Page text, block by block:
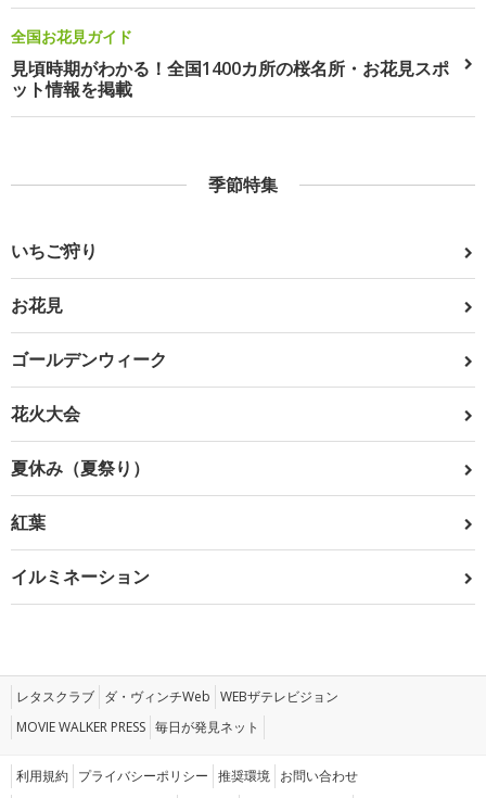
全国お花見ガイド
見頃時期がわかる！全国1400カ所の桜名所・お花見スポ
ット情報を掲載
季節特集
いちご狩り
お花見
ゴールデンウィーク
花火大会
夏休み（夏祭り）
紅葉
イルミネーション
レタスクラブ ダ・ヴィンチWeb WEBザテレビジョン
MOVIE WALKER PRESS 毎日が発見ネット
利用規約 プライバシーポリシー 推奨環境 お問い合わせ